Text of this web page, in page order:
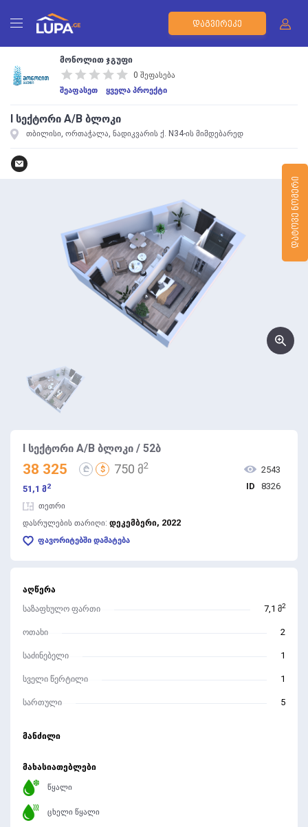
ᲓᲐᲒᲕᲘᲠᲔᲙᲔ
მონოლით ჯგუფი
0 შეფასება
შეაფასეთ
ყველა პროექტი
I სექტორი A/B ბლოკი
თბილისი, ორთაჭალა, ნადიკვარის ქ. N34-ის მიმდებარედ
I სექტორი A/B ბლოკი / 52ბ
38 325 ₾ $ 750 მ2
51,1 მ 2
2543
ID
8326
თეთრი
დასრულების თარიღი: დეკემბერი, 2022
ფავორიტებში დამატება
აღწერა
საზაფხულო ფართი 7,1 მ2
ოთახი 2
საძინებელი 1
სველი წერტილი 1
სართული 5
მანძილი
მახასიათებლები
წყალი
ცხელი წყალი
ᲓᲐᲢᲝᲕᲔ ᲜᲝᲛᲔᲠᲘ